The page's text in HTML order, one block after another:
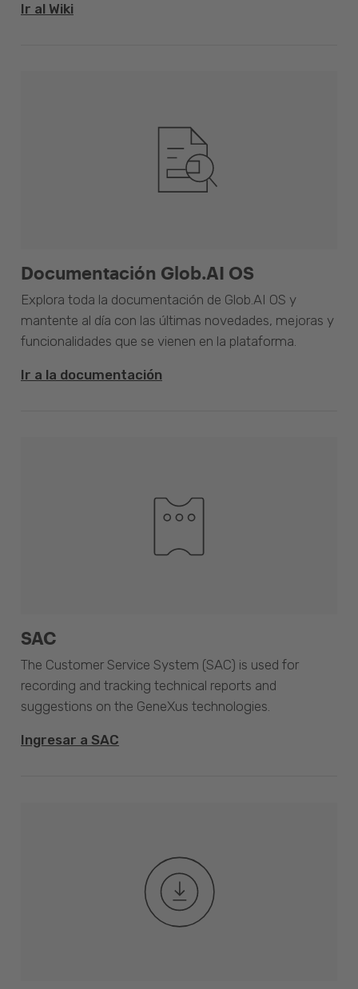
Ir al Wiki
Documentación Glob.AI OS
Explora toda la documentación de Glob.AI OS y
mantente al día con las últimas novedades, mejoras y
funcionalidades que se vienen en la plataforma.
Ir a la documentación
SAC
The Customer Service System (SAC) is used for
recording and tracking technical reports and
suggestions on the GeneXus technologies.
Ingresar a SAC